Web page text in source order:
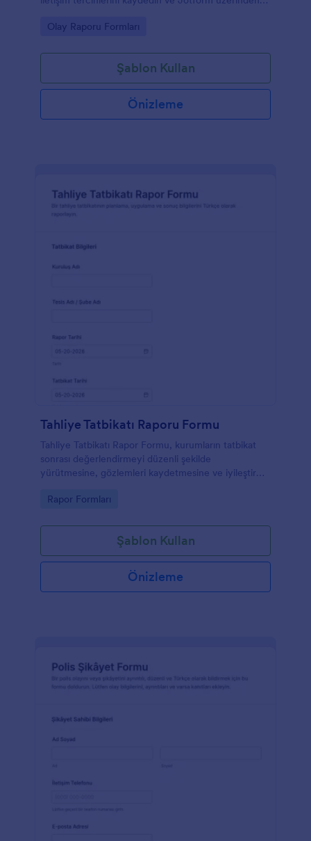
Go to Category:
Olay Raporu Formları
Şablon Kullan
Önizleme
Tahliye Tatbikatı Raporu Formu
Tahliye Tatbikatı Rapor Formu, kurumların tatbikat
sonrası değerlendirmeyi düzenli şekilde
yürütmesine, gözlemleri kaydetmesine ve iyileştirme
Go to Category:
Rapor Formları
Şablon Kullan
Önizleme